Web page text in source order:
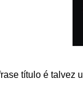
título é talvez